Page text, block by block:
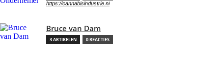
https://cannabisindustrie.nl
Bruce van Dam
3 ARTIKELEN 0 REACTIES